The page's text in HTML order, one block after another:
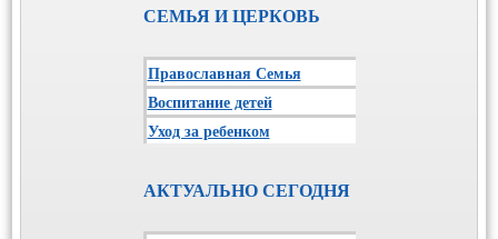
СЕМЬЯ И ЦЕРКОВЬ
Православная Семья
Воспитание детей
Уход за ребенком
АКТУАЛЬНО СЕГОДНЯ